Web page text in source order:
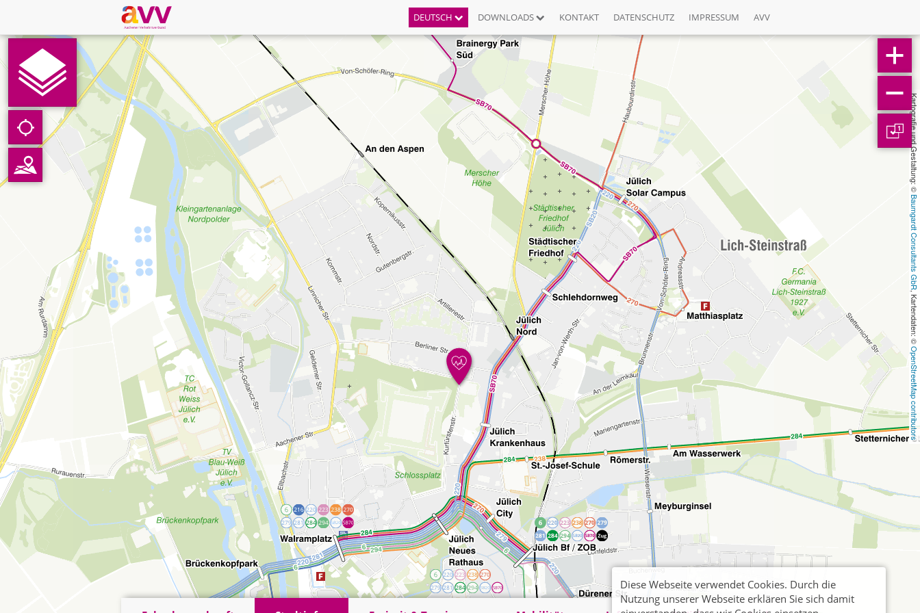
DEUTSCH DOWNLOADS KONTAKT DATENSCHUTZ IMPRESSUM AVV
Kartografie und Gestaltung: ©
Baumgardt Consultants GbR
, Kartendaten: ©
OpenStreetMap contributors
1
Diese Webseite verwendet Cookies. Durch die
Nutzung unserer Webseite erklären Sie sich damit